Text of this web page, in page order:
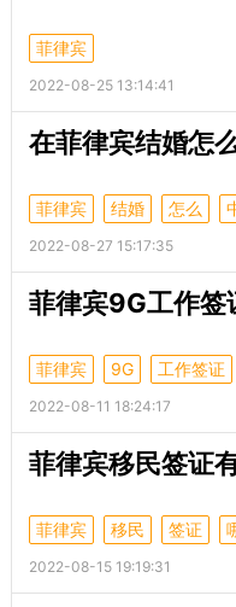
菲律宾
2022-08-25 13:14:41
在菲律宾结婚怎
菲律宾 结婚 怎么
2022-08-27 15:17:35
菲律宾9G工作签
菲律宾 9G 工作签证
2022-08-11 18:24:17
菲律宾移民签证
菲律宾 移民 签证
2022-08-15 19:19:31